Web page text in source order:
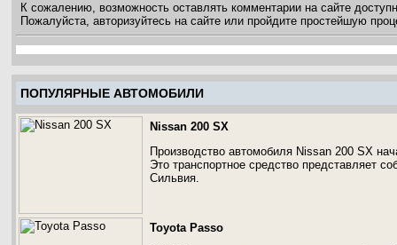
К сожалению, возможность оставлять комментарии на сайте
Пожалуйста, авторизуйтесь на сайте или пройдите простейшую
ПОПУЛЯРНЫЕ АВТОМОБИЛИ
Nissan 200 SX
Производство автомобиля Nissan 200 SX
Это транспортное средство представляет
Сильвия.
Toyota Passo